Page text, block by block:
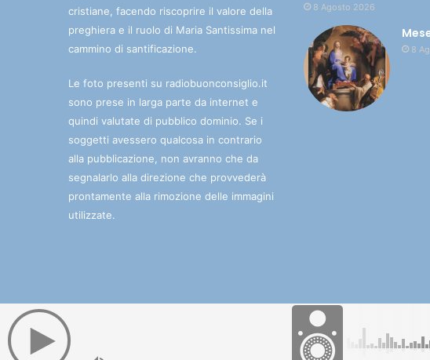
cristiane, facendo riscoprire il valore della
preghiera e il ruolo di Maria Santissima nel
cammino di santificazione.
Le foto presenti su radiobuonconsiglio.it
sono prese in larga parte da internet e
quindi valutate di pubblico dominio. Se i
soggetti avessero qualcosa in contrario
alla pubblicazione, non avranno che da
segnalarlo alla direzione che provvederà
prontamente alla rimozione delle immagini
utilizzate.
8 Agosto 2026
8
© 2025 Radio Buon Consiglio. La radio che porta l'Immacolata nel tuo